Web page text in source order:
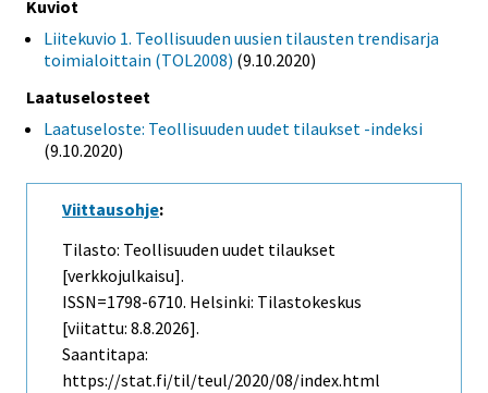
Kuviot
Liitekuvio 1. Teollisuuden uusien tilausten trendisarja
toimialoittain (TOL2008) (9.10.2020)
Laatuselosteet
Laatuseloste: Teollisuuden uudet tilaukset -indeksi
(9.10.2020)
Viittausohje:
Tilasto: Teollisuuden uudet tilaukset
[verkkojulkaisu].
ISSN=1798-6710. Helsinki: Tilastokeskus
[viitattu: 8.8.2026].
Saantitapa:
https://stat.fi/til/teul/2020/08/index.html